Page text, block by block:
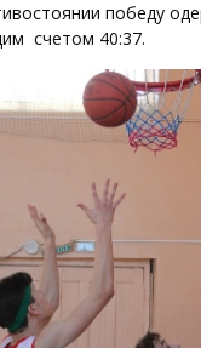
победу
счетом 40:37.